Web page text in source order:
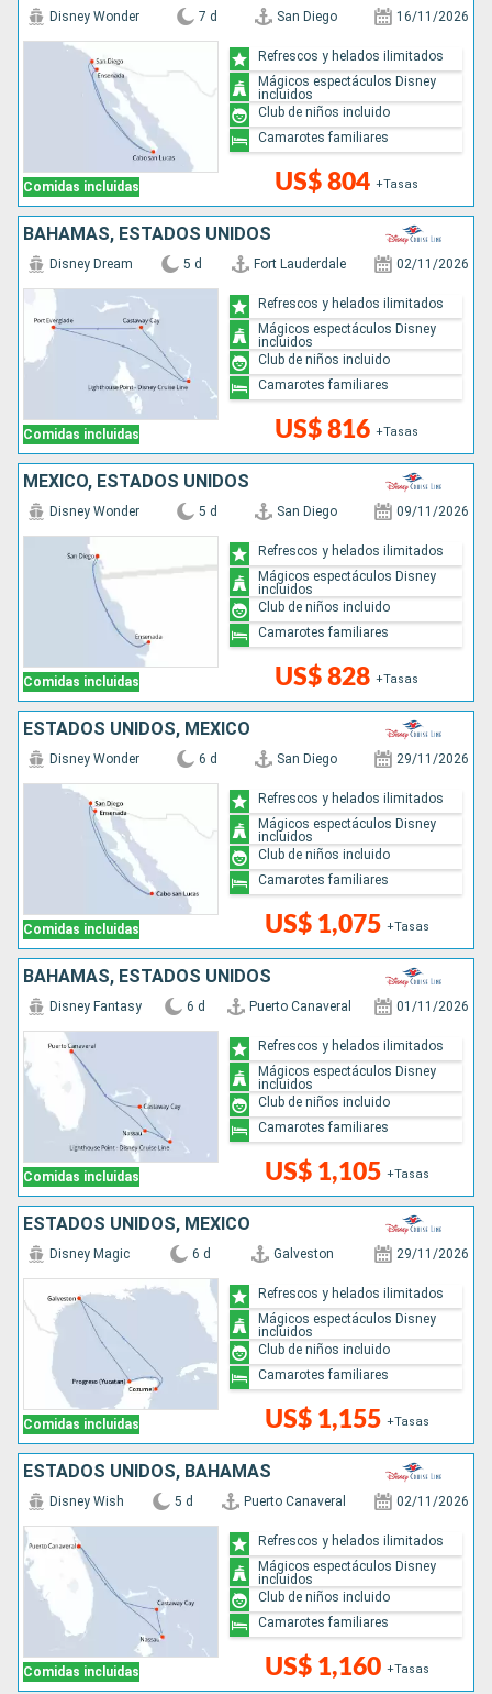
Comidas incluidas
Disney Wonder 7 d San Diego 16/11/2026
US$ 804 +Tasas
Refrescos y helados ilimitados
Mágicos espectáculos Disney
incluidos
Club de niños incluido
Camarotes familiares
BAHAMAS, ESTADOS UNIDOS
Comidas incluidas
Disney Dream 5 d Fort Lauderdale 02/11/2026
US$ 816 +Tasas
Refrescos y helados ilimitados
Mágicos espectáculos Disney
incluidos
Club de niños incluido
Camarotes familiares
MÉXICO, ESTADOS UNIDOS
Comidas incluidas
Disney Wonder 5 d San Diego 09/11/2026
US$ 828 +Tasas
Refrescos y helados ilimitados
Mágicos espectáculos Disney
incluidos
Club de niños incluido
Camarotes familiares
ESTADOS UNIDOS, MÉXICO
Comidas incluidas
Disney Wonder 6 d San Diego 29/11/2026
US$ 1,075 +Tasas
Refrescos y helados ilimitados
Mágicos espectáculos Disney
incluidos
Club de niños incluido
Camarotes familiares
BAHAMAS, ESTADOS UNIDOS
Comidas incluidas
Disney Fantasy 6 d Puerto Canaveral 01/11/2026
US$ 1,105 +Tasas
Refrescos y helados ilimitados
Mágicos espectáculos Disney
incluidos
Club de niños incluido
Camarotes familiares
ESTADOS UNIDOS, MÉXICO
Comidas incluidas
Disney Magic 6 d Galveston 29/11/2026
US$ 1,155 +Tasas
Refrescos y helados ilimitados
Mágicos espectáculos Disney
incluidos
Club de niños incluido
Camarotes familiares
ESTADOS UNIDOS, BAHAMAS
Comidas incluidas
Disney Wish 5 d Puerto Canaveral 02/11/2026
US$ 1,160 +Tasas
Refrescos y helados ilimitados
Mágicos espectáculos Disney
incluidos
Club de niños incluido
Camarotes familiares